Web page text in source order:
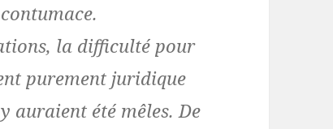
la difficulté pour
purement juridique
auraient été mêles. De